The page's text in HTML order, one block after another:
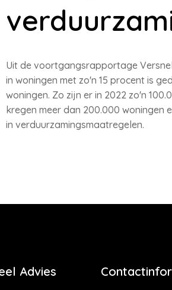
Uit de voortgangsrapportage
in woningen met zo'n 15 procent is
woningen. Zo zijn er in 2022 zo'n
kregen meer dan 200.000 woningen
in verduurzamingsmaatregelen.
Advies